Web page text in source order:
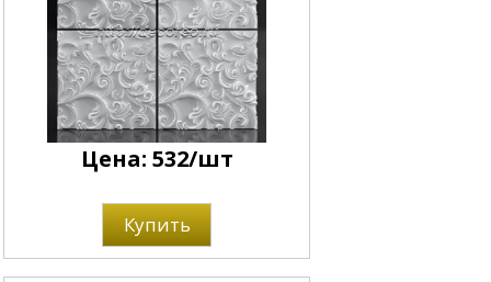
Цена: 532/шт
Купить